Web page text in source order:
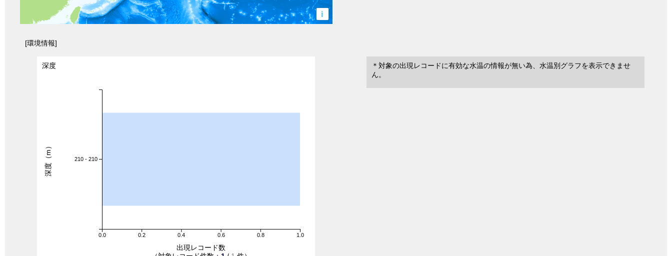
i
[環境情報]
深度
0.0 0.2 0.4 0.6 0.8 1.0
210 - 210
出現レコード数
深度（m）
＊対象の出現レコードに有効な水温の情報が無い為、水温別グラフを表示できませ
ん。